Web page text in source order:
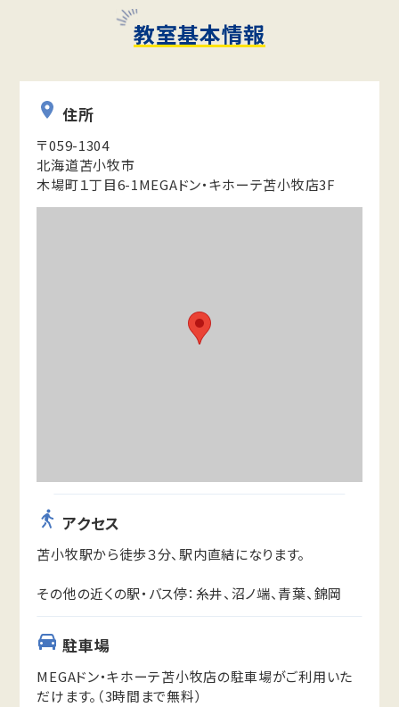
教室基本情報
住所
〒059-1304
北海道苫小牧市
木場町１丁目6-1MEGAドン・キホーテ苫小牧店3F
アクセス
苫小牧駅から徒歩３分、駅内直結になります。
その他の近くの駅・バス停：糸井、沼ノ端、青葉、錦岡
駐車場
MEGAドン・キホーテ苫小牧店の駐車場がご利用いた
だけます。（3時間まで無料）